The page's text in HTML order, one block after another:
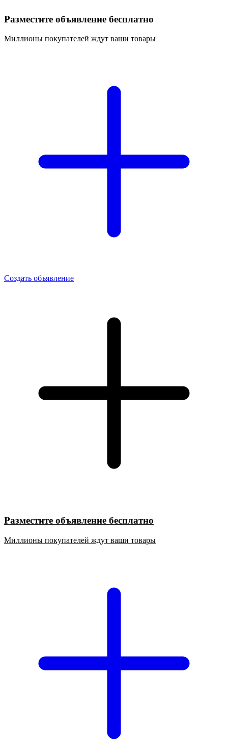
Разместите объявление бесплатно
Миллионы покупателей ждут ваши товары
Создать объявление
Разместите объявление бесплатно
Миллионы покупателей ждут ваши товары